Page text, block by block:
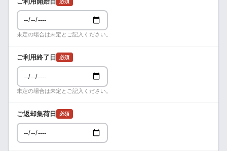
未定の場合は未定とご記入ください。
ご利用終了日 必須
未定の場合は未定とご記入ください。
ご返却集荷日 必須